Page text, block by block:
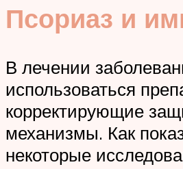
Псориаз и
В лечении
использоваться
корректирующие
механизмы. Как
некоторые